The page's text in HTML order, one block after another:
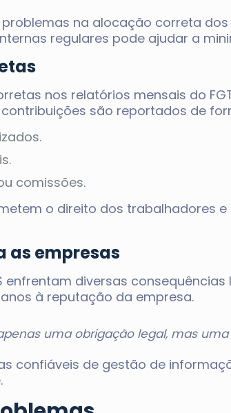
na alocação correta
regulares pode ajudar a
nos relatórios mensais do
são reportados de
comissões.
o direito dos trabalhadores
as empresas
diversas
à reputação da empresa.
uma obrigação legal, mas
confiáveis de gestão de